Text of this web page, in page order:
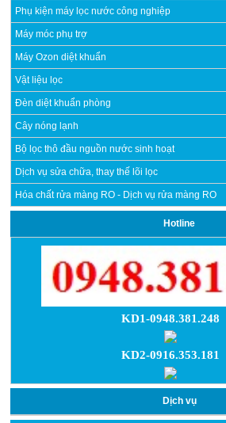
Phụ kiện máy lọc nước công nghiệp
Máy móc phụ trợ
Máy Ozon diệt khuẩn
Vật liệu lọc
Đèn diệt khuẩn phòng
Cây nóng lạnh
Bộ lọc thô đầu nguồn nước sinh hoạt
Dịch vụ sửa chữa, thay thế lõi lọc
Hóa chất rửa màng RO - Dịch vụ rửa màng RO
Hotline
KD1-0948.381.248
KD2-0916.353.181
Dịch vụ